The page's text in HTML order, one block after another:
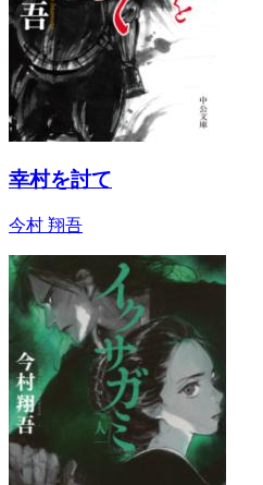
幸村を討て
今村 翔吾